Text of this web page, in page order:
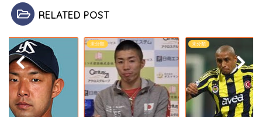
RELATED POST
未分類 未分類